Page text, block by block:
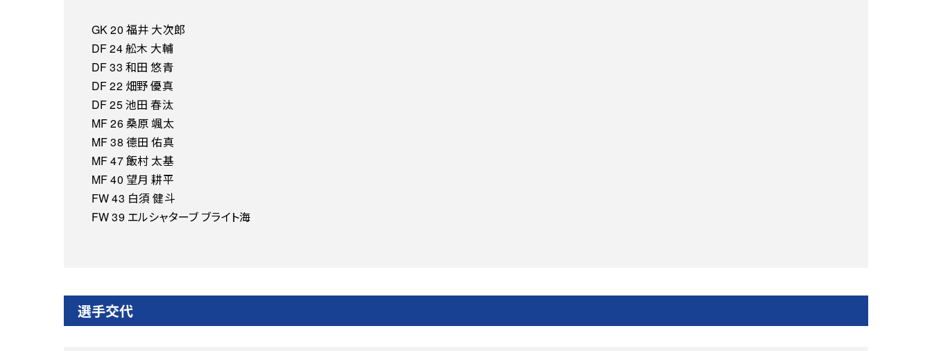
GK 20 福井 大次郎
DF 24 舩木 大輔
DF 33 和田 悠青
DF 22 畑野 優真
DF 25 池田 春汰
MF 26 桑原 颯太
MF 38 德田 佑真
MF 47 飯村 太基
MF 40 望月 耕平
FW 43 白須 健斗
FW 39 エルシャターブ ブライト海
選手交代